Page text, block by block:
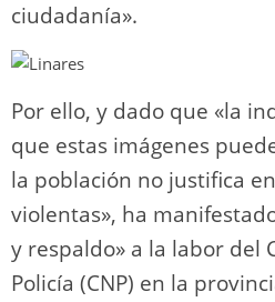
ciudadanía».
Por ello, y dado que «la
que estas imágenes
la población no justifica
violentas», ha
y respaldo» a la labor del
Policía (CNP) en la